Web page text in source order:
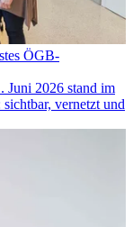
ÖGB-
Juni 2026 stand im
vernetzt und